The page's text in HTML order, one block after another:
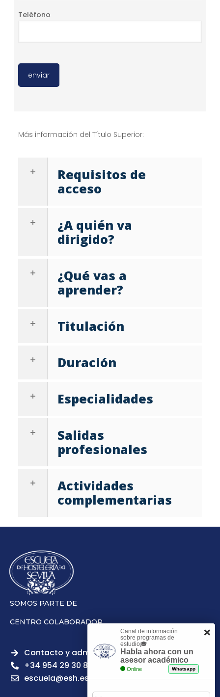
Teléfono
Más información del Título Superior:
Requisitos de
acceso
¿A quién va
dirigido?
¿Qué vas a
aprender?
Titulación
Duración
Especialidades
Salidas
profesionales
Actividades
complementarias
SOMOS PARTE DE
CENTRO COLABORADOR
Contacto y admisiones
+34 954 29 30 81
escuela@esh.es
Canal de información
sobre programas de
estudio🎓
Habla ahora con un
asesor académico
Online Whatsapp